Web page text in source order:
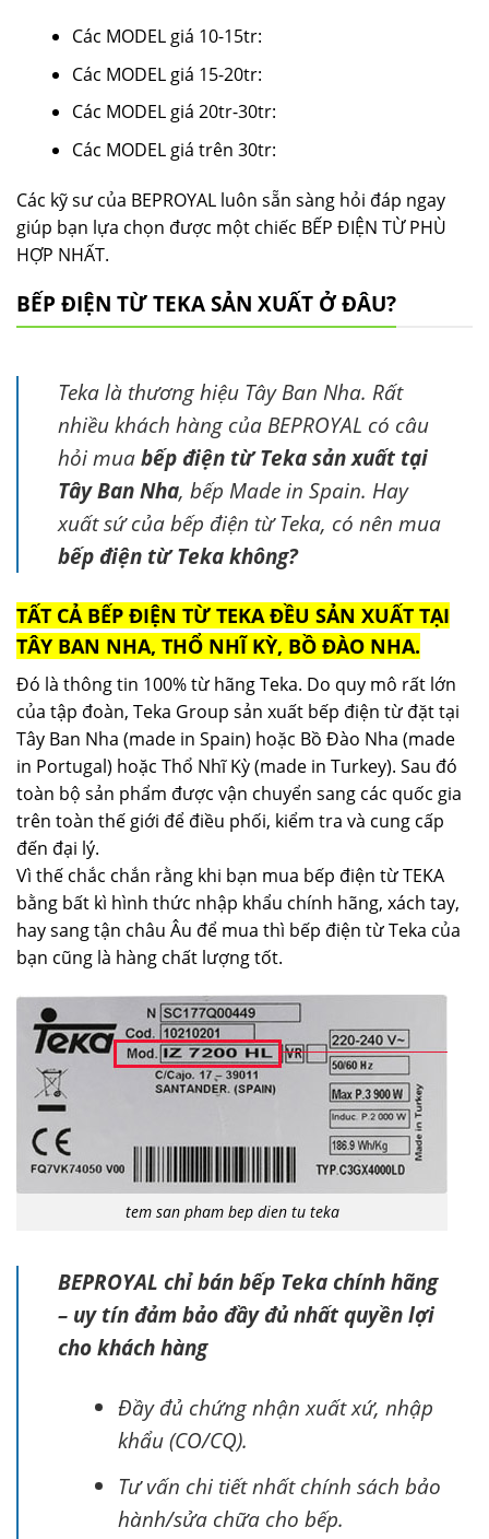
Các MODEL giá 10-15tr:
Các MODEL giá 15-20tr:
Các MODEL giá 20tr-30tr:
Các MODEL giá trên 30tr:
Các kỹ sư của BEPROYAL luôn sẵn sàng hỏi đáp ngay
giúp bạn lựa chọn được một chiếc BẾP ĐIỆN TỪ PHÙ
HỢP NHẤT.
BẾP ĐIỆN TỪ TEKA SẢN XUẤT Ở ĐÂU?
Teka là thương hiệu Tây Ban Nha. Rất
nhiều khách hàng của BEPROYAL có câu
hỏi muabếp điện từ Teka sản xuất tại
Tây Ban Nha, bếp Made in Spain. Hay
xuất sứ của bếp điện từ Teka, có nên mua
bếp điện từ Teka không?
TẤT CẢ BẾP ĐIỆN TỪ TEKA ĐỀU SẢN XUẤT TẠI
TÂY BAN NHA, THỔ NHĨ KỲ, BỒ ĐÀO NHA.
Đó là thông tin 100% từ hãng Teka. Do quy mô rất lớn
của tập đoàn, Teka Group sản xuất bếp điện từ đặt tại
Tây Ban Nha (made in Spain) hoặc Bồ Đào Nha (made
in Portugal) hoặc Thổ Nhĩ Kỳ (made in Turkey). Sau đó
toàn bộ sản phẩm được vận chuyển sang các quốc gia
trên toàn thế giới để điều phối, kiểm tra và cung cấp
đến đại lý.
Vì thế chắc chắn rằng khi bạn mua bếp điện từ TEKA
bằng bất kì hình thức nhập khẩu chính hãng, xách tay,
hay sang tận châu Âu để mua thì bếp điện từ Teka của
bạn cũng là hàng chất lượng tốt.
tem san pham bep dien tu teka
BEPROYAL chỉ bán bếp Teka chính hãng
– uy tín đảm bảo đầy đủ nhất quyền lợi
cho khách hàng
Đầy đủ chứng nhận xuất xứ, nhập
khẩu (CO/CQ).
Tư vấn chi tiết nhất chính sách bảo
hành/sửa chữa cho bếp.